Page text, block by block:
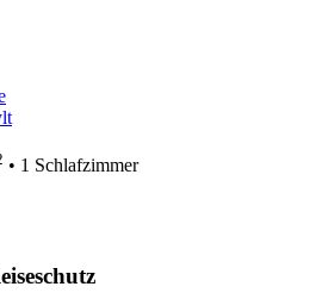
• 1 Schlafzimmer